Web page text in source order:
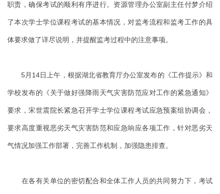
职责，确保考试的顺利有序进行。资源管理办公室副主任付梦介绍
了本次学士学位课程考试的基本情况，对监考流程和监考工作的具
体要求做了详尽说明，并提醒监考过程中的注意事项。
5月14日上午，根据湖北省教育厅办公室发布的《工作提示》和
学校发布的《关于做好强降雨天气灾害防范应对工作的紧急通知》
要求，宋世震院长紧急召开学士学位课程考试应急预案组协调会，
要求高度重视恶劣天气灾害防范和应急响应各项工作，针对恶劣天
气情况加强工作部署，完善工作机制，加强隐患排查。
在各有关单位的密切配合和全体工作人员的共同努力下，考试